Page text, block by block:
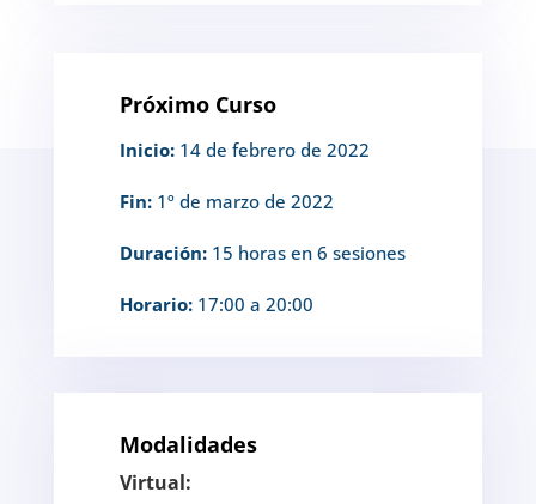
Próximo Curso
Inicio:14 de febrero de 2022
Fin:1º de marzo de 2022
Duración:15 horas en 6 sesiones
Horario:17:00 a 20:00
Modalidades
Virtual: